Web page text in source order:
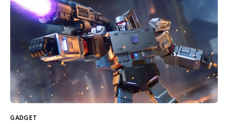
Web Log
instagramm
threadstwitter-
x
rss
GADGET